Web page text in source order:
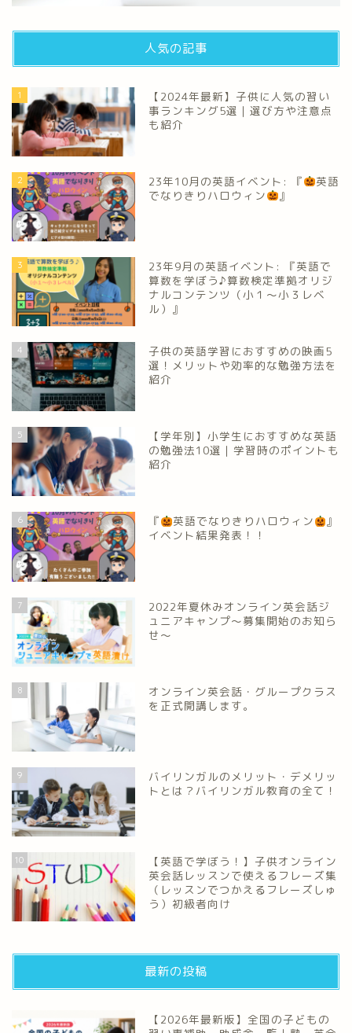
人気の記事
1
【2024年最新】子供に人気の習い
事ランキング5選｜選び方や注意点
も紹介
2 23年10月の英語イベント: 『
英語
でなりきりハロウィン
』
3
23年9月の英語イベント: 『英語で
算数を学ぼう♪算数検定準拠オリジ
ナルコンテンツ（小１～小３レベ
ル）』
4
子供の英語学習におすすめの映画5
選！メリットや効率的な勉強方法を
紹介
5
【学年別】小学生におすすめな英語
の勉強法10選｜学習時のポイントも
紹介
6 『 英語でなりきりハロウィン
』
イベント結果発表！！
7
2022年夏休みオンライン英会話ジ
ュニアキャンプ～募集開始のお知ら
せ～
8
オンライン英会話・グループクラス
を正式開講します。
9
バイリンガルのメリット・デメリッ
トとは？バイリンガル教育の全て！
10
【英語で学ぼう！】子供オンライン
英会話レッスンで使えるフレーズ集
（レッスンでつかえるフレーズしゅ
う）初級者向け
最新の投稿
【2026年最新版】全国の子どもの